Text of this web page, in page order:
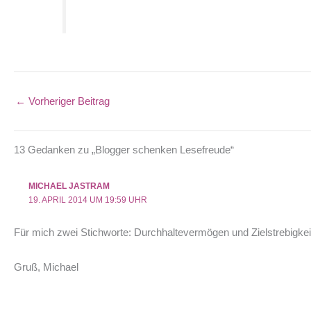
← Vorheriger Beitrag
13 Gedanken zu „Blogger schenken Lesefreude“
MICHAEL JASTRAM
19. APRIL 2014 UM 19:59 UHR
Für mich zwei Stichworte: Durchhaltevermögen und
Gruß, Michael